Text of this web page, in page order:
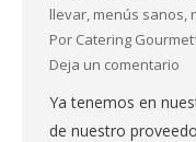
llevar, menús sanos,
Por Catering
Deja un comentario
Ya tenemos en
de nuestro